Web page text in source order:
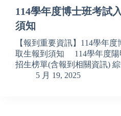
114學年度博士班考試
須知
【報到重要資訊】114學年
取生報到須知 114學年度陽
招生榜單(含報到相關資訊)
5 月 19, 2025